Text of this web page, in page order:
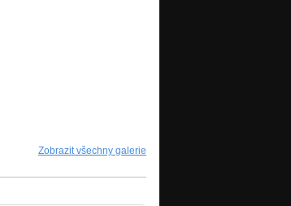
Zobrazit všechny galerie